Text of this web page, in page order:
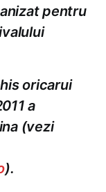
pentru
oricarui
a
(vezi
).